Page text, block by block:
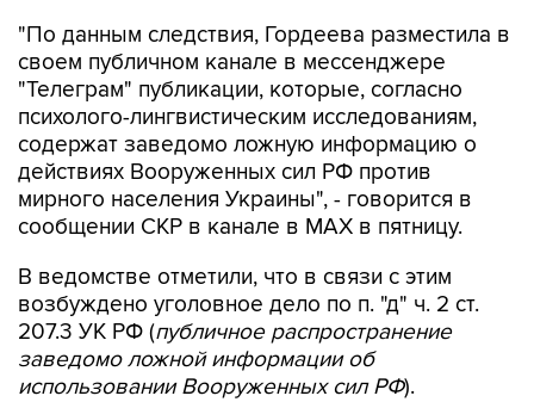
"По данным следствия, Гордеева разместила в
своем публичном канале в мессенджере
"Телеграм" публикации, которые, согласно
психолого-лингвистическим исследованиям,
содержат заведомо ложную информацию о
действиях Вооруженных сил РФ против
мирного населения Украины", - говорится в
сообщении СКР в канале в MAX в пятницу.
В ведомстве отметили, что в связи с этим
возбуждено уголовное дело по п. "д" ч. 2 ст.
207.3 УК РФ (публичное распространение
заведомо ложной информации об
использовании Вооруженных сил РФ).